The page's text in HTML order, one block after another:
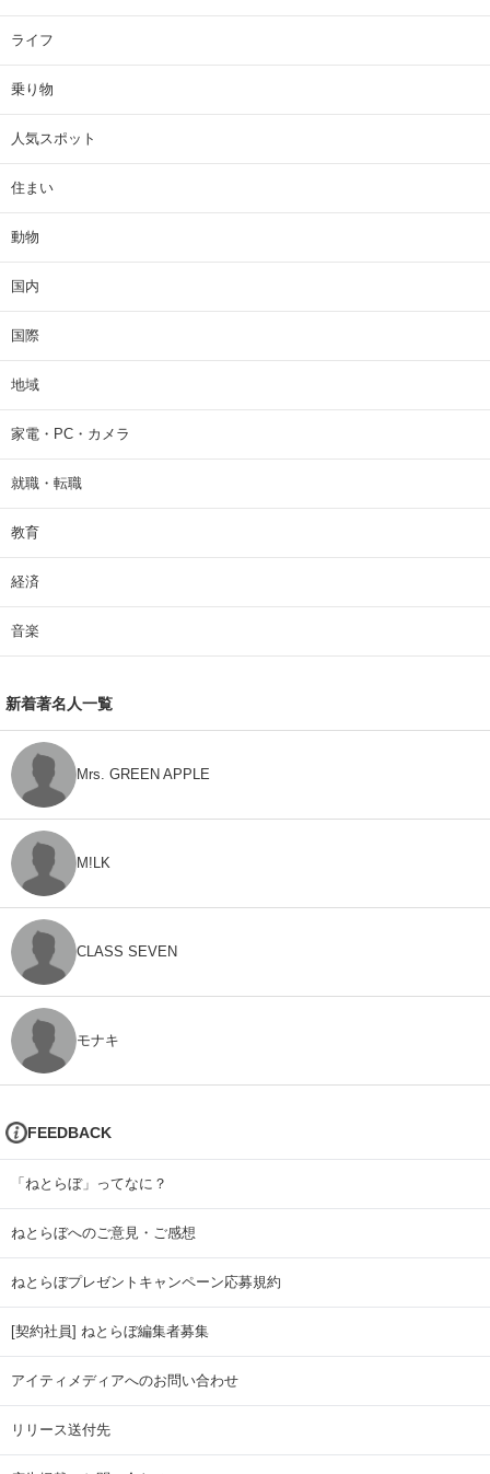
ライフ
乗り物
人気スポット
住まい
動物
国内
国際
地域
家電・PC・カメラ
就職・転職
教育
経済
音楽
新着著名人一覧
Mrs. GREEN APPLE
M!LK
CLASS SEVEN
モナキ
FEEDBACK
「ねとらぼ」ってなに？
ねとらぼへのご意見・ご感想
ねとらぼプレゼントキャンペーン応募規約
[契約社員] ねとらぼ編集者募集
アイティメディアへのお問い合わせ
リリース送付先